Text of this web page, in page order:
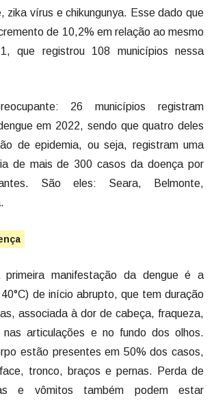
zika vírus e chikungunya. Esse dado que
de 10,2% em relação ao mesmo
que registrou 108 municípios nessa
26 municípios registram
em 2022, sendo que quatro deles
de epidemia, ou seja, registram uma
de mais de 300 casos da doença por
São eles: Seara, Belmonte,
primeira manifestação da dengue é a
de início abrupto, que tem duração
associada à dor de cabeça, fraqueza,
articulações e no fundo dos olhos.
estão presentes em 50% dos casos,
tronco, braços e pernas. Perda de
e vômitos também podem estar